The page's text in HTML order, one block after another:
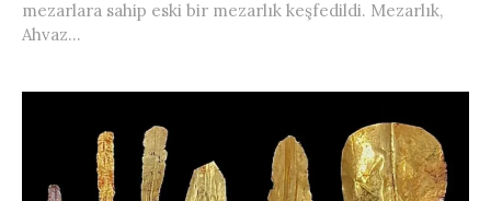
mezarlara sahip eski bir mezarlık keşfedildi. Mezarlık,
Ahvaz...